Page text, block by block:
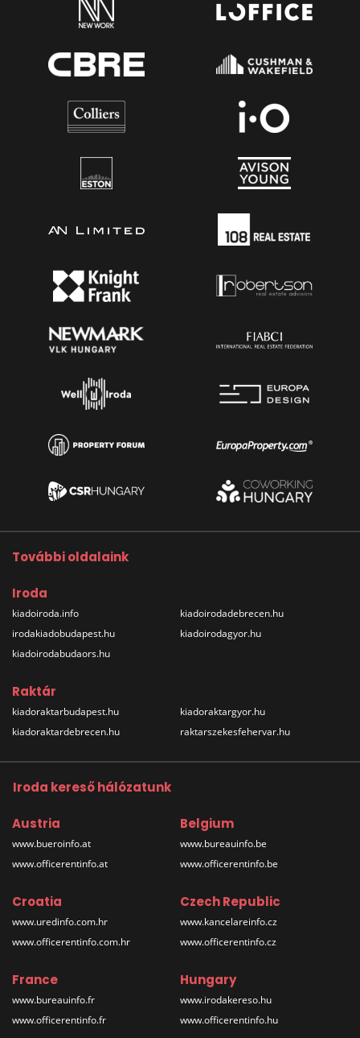
További oldalaink
Iroda
kiadoiroda.info
irodakiadobudapest.hu
kiadoirodabudaors.hu
kiadoirodadebrecen.hu
kiadoirodagyor.hu
Raktár
kiadoraktarbudapest.hu
kiadoraktardebrecen.hu
kiadoraktargyor.hu
raktarszekesfehervar.hu
Iroda kereső hálózatunk
Austria
www.bueroinfo.at
www.officerentinfo.at
Belgium
www.bureauinfo.be
www.officerentinfo.be
Croatia
www.uredinfo.com.hr
www.officerentinfo.com.hr
Czech Republic
www.kancelareinfo.cz
www.officerentinfo.cz
France
www.bureauinfo.fr
www.officerentinfo.fr
Hungary
www.irodakereso.hu
www.officerentinfo.hu